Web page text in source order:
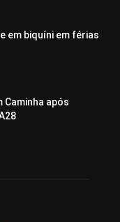
em biquíni em férias
Caminha após